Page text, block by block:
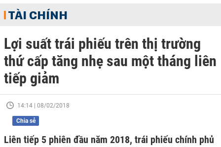
TÀI CHÍNH
Lợi suất trái phiếu trên thị trường
thứ cấp tăng nhẹ sau một tháng liên
tiếp giảm
14:14 | 08/02/2018
Chia sẻ
Liên tiếp 5 phiên đầu năm 2018, trái phiếu chính phủ